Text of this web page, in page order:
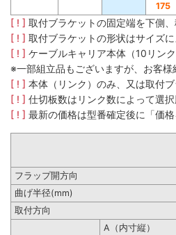
175
[ ! ] 取付ブラケットの固定端を下側
[ ! ] 取付ブラケットの形状はサイズ
[ ! ] ケーブルキャリア本体（10リン
※一部組立品もございますが、お客様
[ ! ] 本体（リンク）のみ、又は取付
[ ! ] 仕切板数はリンク数によって選択
[ ! ] 最新の価格は型番確定後に「価
フラップ開方向
曲げ半径(mm)
取付方向
A（内寸縦）